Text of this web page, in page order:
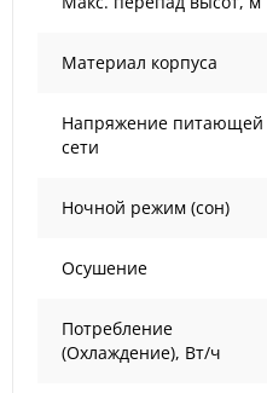
Материал корпуса
Напряжение питающей
сети
Ночной режим (сон)
Осушение
Потребление
(Охлаждение), Вт/ч